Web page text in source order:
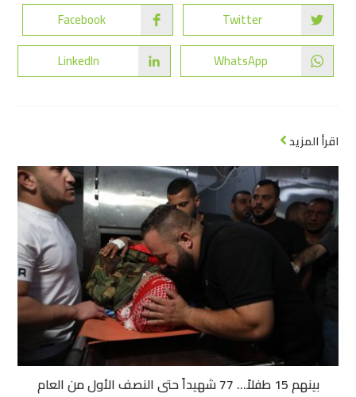
Twitter
Facebook
WhatsApp
LinkedIn
اقرأ المزيد
بينهم 15 طفلاً… 77 شهيداً حتى النصف الأول من العام